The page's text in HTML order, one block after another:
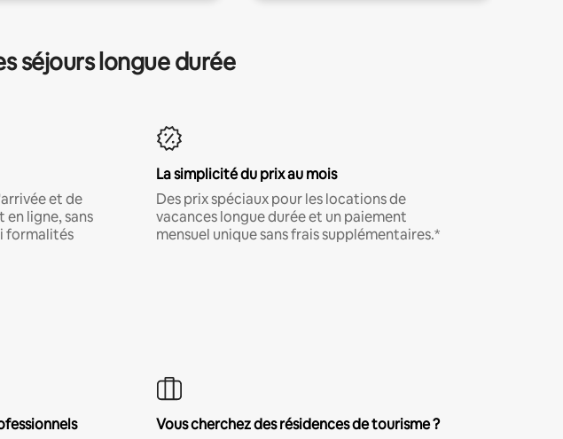
séjours longue durée
et de
ligne, sans
formalités
La simplicité du prix au mois
Des prix spéciaux pour les locations de
vacances longue durée et un paiement
mensuel unique sans frais supplémentaires.*
Vous cherchez des résidences de tourisme ?